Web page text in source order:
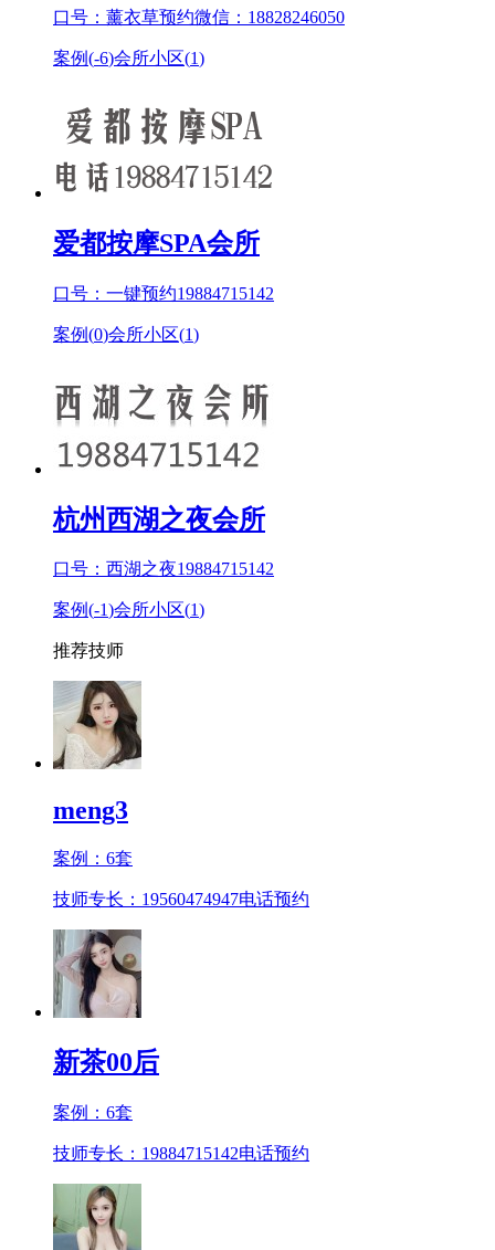
口号：薰衣草预约微信：18828246050
案例(-6)会所小区(1)
爱都按摩SPA会所
口号：一键预约19884715142
案例(0)会所小区(1)
杭州西湖之夜会所
口号：西湖之夜19884715142
案例(-1)会所小区(1)
推荐技师
meng3
案例： 6套
技师专长：19560474947电话预约
新茶00后
案例： 6套
技师专长：19884715142电话预约